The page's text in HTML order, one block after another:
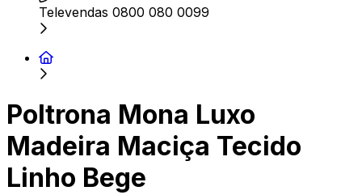
Televendas 0800 080 0099
Poltrona Mona Luxo
Madeira Maciça Tecido
Linho Bege